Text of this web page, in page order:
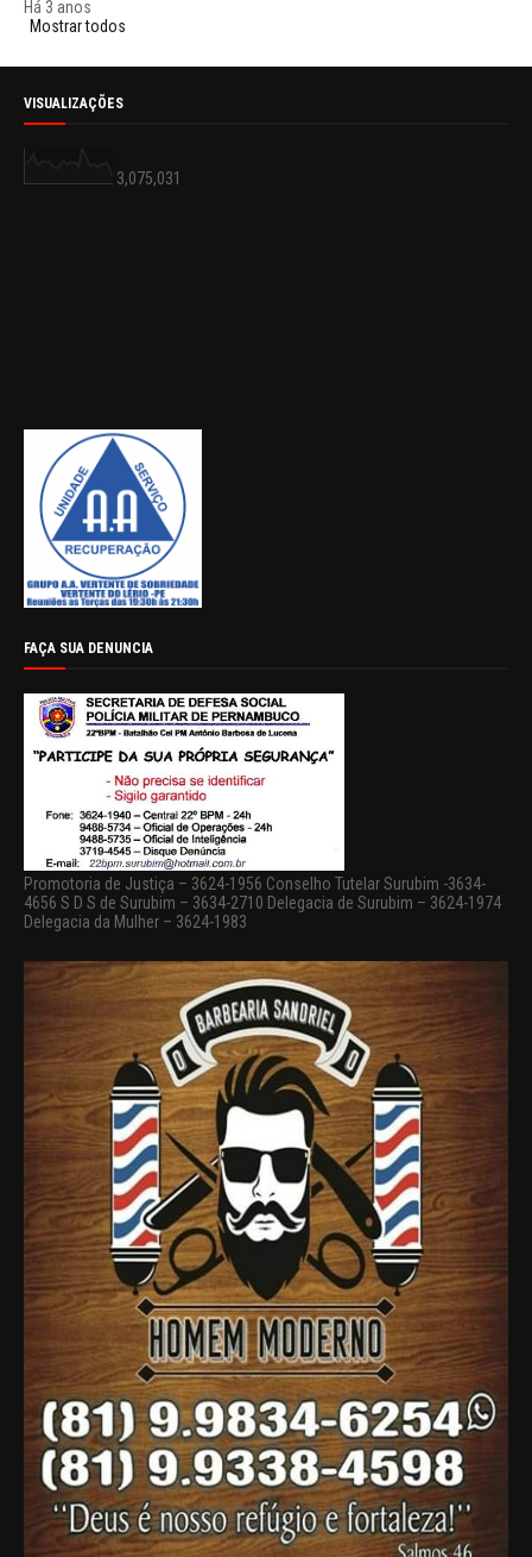
Há 3 anos
Mostrar todos
VISUALIZAÇÕES
3,075,031
FAÇA SUA DENUNCIA
Promotoria de Justiça – 3624-1956 Conselho Tutelar Surubim -3634-
4656 S D S de Surubim – 3634-2710 Delegacia de Surubim – 3624-1974
Delegacia da Mulher – 3624-1983